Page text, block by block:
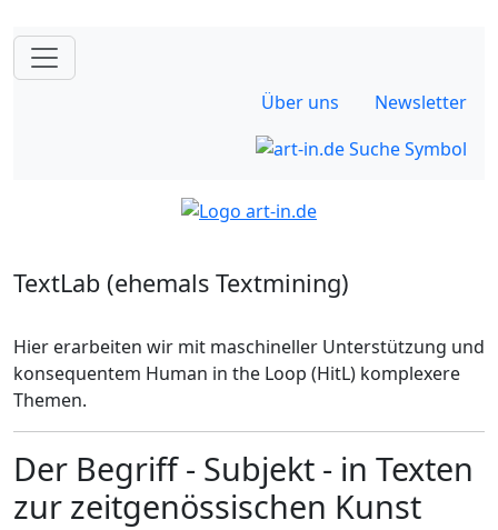
Über uns Newsletter
TextLab (ehemals Textmining)
Hier erarbeiten wir mit maschineller Unterstützung und
konsequentem Human in the Loop (HitL) komplexere
Themen.
Der Begriff - Subjekt - in Texten
zur zeitgenössischen Kunst